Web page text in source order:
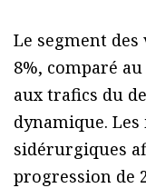
Le segment des
8%, comparé
aux trafics du
dynamique.
sidérurgiques
progression de